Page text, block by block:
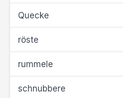
Quecke
röste
rummele
schnubbere